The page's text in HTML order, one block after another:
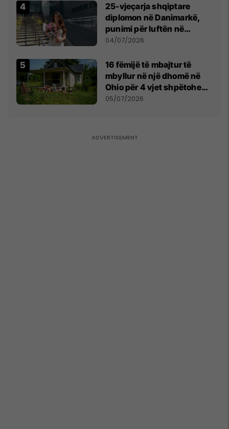
25-vjeçarja shqiptare
diplomon në Danimarkë,
punimi për luftën në
Kosovë vlerësohet me
04/07/2026
16 fëmijë të mbajtur të
mbyllur në një dhomë në
Ohio për 4 vjet shpëtohen -
tani ata i pret një sfidë e
05/07/2026